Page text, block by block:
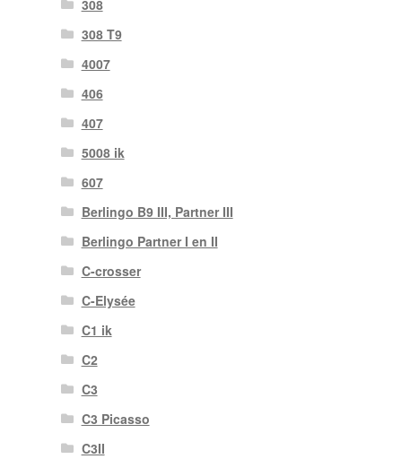
308
308 T9
4007
406
407
5008 ik
607
Berlingo B9 III, Partner III
Berlingo Partner I en II
C-crosser
C-Elysée
C1 ik
C2
C3
C3 Picasso
C3II